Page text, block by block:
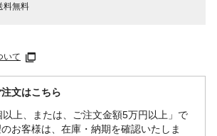
料無料
いて
文はこちら
以上、または、ご注文金額5万円以上」で
お客様は、在庫・納期を確認いたしま